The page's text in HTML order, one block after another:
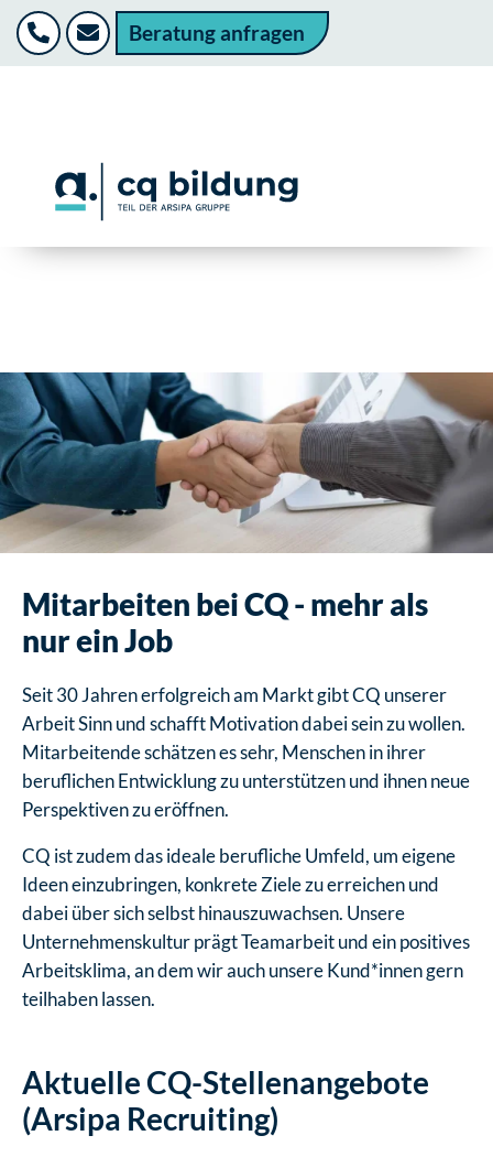
Beratung anfragen
Mitarbeiten bei CQ - mehr als
nur ein Job
Seit 30 Jahren erfolgreich am Markt gibt CQ unserer
Arbeit Sinn und schafft Motivation dabei sein zu wollen.
Mitarbeitende schätzen es sehr, Menschen in ihrer
beruflichen Entwicklung zu unterstützen und ihnen neue
Perspektiven zu eröffnen.
CQ ist zudem das ideale berufliche Umfeld, um eigene
Ideen einzubringen, konkrete Ziele zu erreichen und
dabei über sich selbst hinauszuwachsen. Unsere
Unternehmenskultur prägt Teamarbeit und ein positives
Arbeitsklima, an dem wir auch unsere Kund*innen gern
teilhaben lassen.
Aktuelle CQ-Stellenangebote
(Arsipa Recruiting)